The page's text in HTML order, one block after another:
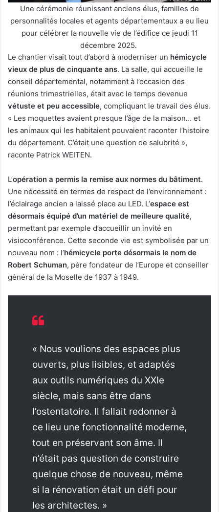
Une cérémonie réunissant anciens élus, familles de
personnalités locales et agents départementaux a eu lieu
pour célébrer la nouvelle vie de l’édifice ce jeudi 11
décembre 2025.
Le chantier visait tout d’abord à moderniser un hémicycle
vieux de plus de cinquante ans. La salle, qui accueille le
conseil départemental, notamment à l’occasion des
réunions trimestrielles, était avec le temps devenue
vétuste et peu accessible, compliquant le travail des élus.
« Les moquettes avaient presque l’âge de la maison… et
les animaux qui les habitaient pouvaient raconter l’histoire
du département. C’était une question de salubrité »,
raconte Patrick WEITEN.
L’opération a permis la remise aux normes du bâtiment.
Une nécessité en termes de respect de l’environnement :
l’éclairage ancien a laissé place au LED. L’espace est
désormais équipé d’un matériel de meilleure qualité,
permettant par exemple d’accueillir un invité en
visioconférence. Cette seconde vie est symbolisée par un
nouveau nom : l’hémicycle porte désormais le nom de
Robert Schuman, père fondateur de l’Europe et conseiller
général de la Moselle de 1937 à 1949.
« Nous voulions des espaces plus
ouverts, plus lisibles, et adaptés
aux outils numériques du XXIe
siècle, mais sans être dans
l’ostentatoire. Il fallait redonner à
ce lieu une fonctionnalité moderne,
tout en préservant son âme. Il
n’était pas question de construire
quelque chose de nouveau, même
si la rénovation était un défi pour
les architectes. »